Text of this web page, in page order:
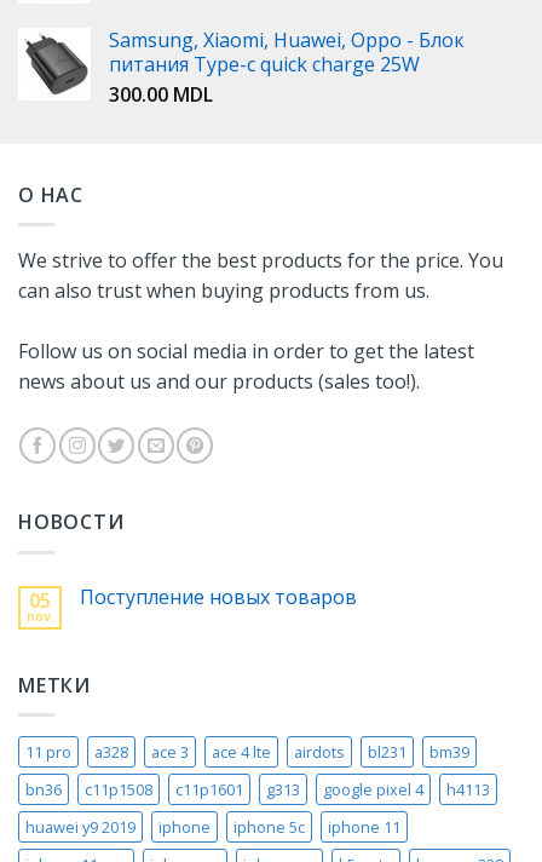
Samsung, Xiaomi, Huawei, Oppo - Блок
питания Type-c quick charge 25W
300.00 MDL
О НАС
We strive to offer the best products for the price. You
can also trust when buying products from us.
Follow us on social media in order to get the latest
news about us and our products (sales too!).
НОВОСТИ
05
nov.
Поступление новых товаров
МЕТКИ
11 pro a328 ace 3 ace 4 lte airdots bl231
bm39
bn36
c11p1508 c11p1601 g313 google pixel 4
h4113
huawei y9 2019
iphone iphone 5c
iphone 11